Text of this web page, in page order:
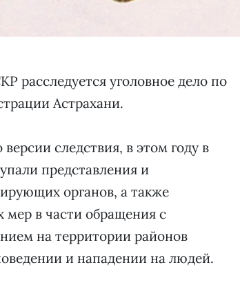
расследуется уголовное дело по
Астрахани.
следствия, в этом году в
представления и
органов, а также
в части обращения с
на территории районов
и нападении на людей.